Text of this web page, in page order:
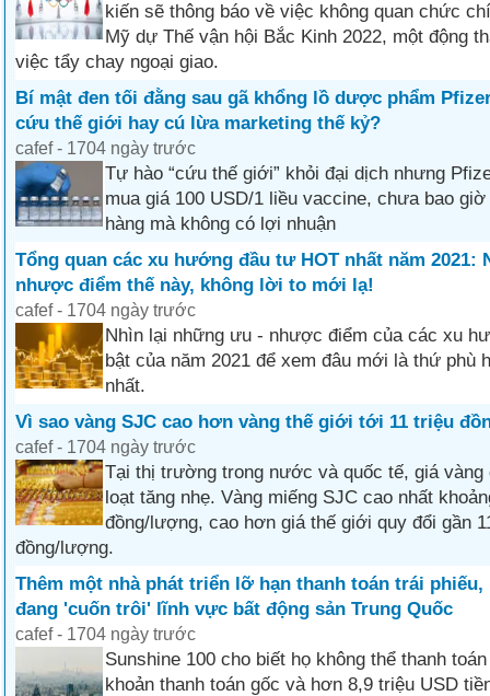
kiến sẽ thông báo về việc không quan chức
Mỹ dự Thế vận hội Bắc Kinh 2022, một động
việc tẩy chay ngoại giao.
Bí mật đen tối đằng sau gã khổng lồ dược phẩm
cứu thế giới hay cú lừa marketing thế kỷ?
cafef - 1704 ngày trước
Tự hào “cứu thế giới” khỏi đại dịch nhưng
mua giá 100 USD/1 liều vaccine, chưa bao
hàng mà không có lợi nhuận
Tổng quan các xu hướng đầu tư HOT nhất năm 2021:
nhược điểm thế này, không lời to mới lạ!
cafef - 1704 ngày trước
Nhìn lại những ưu - nhược điểm của các xu
bật của năm 2021 để xem đâu mới là thứ phù
nhất.
Vì sao vàng SJC cao hơn vàng thế giới tới 11 triệu
cafef - 1704 ngày trước
Tại thị trường trong nước và quốc tế, giá vàng
loạt tăng nhẹ. Vàng miếng SJC cao nhất
đồng/lượng, cao hơn giá thế giới quy đổi gần
đồng/lượng.
Thêm một nhà phát triển lỡ hạn thanh toán trái
đang 'cuốn trôi' lĩnh vực bất động sản Trung Quốc
cafef - 1704 ngày trước
Sunshine 100 cho biết họ không thể thanh
khoản thanh toán gốc và hơn 8,9 triệu USD